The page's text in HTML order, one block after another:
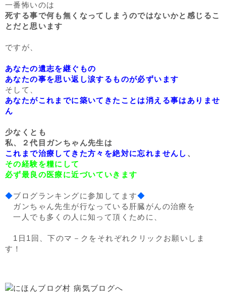
一番怖いのは
死する事で何も無くなってしまうのではないかと感じるこ
とだと思います
ですが、
あなたの遺志を継ぐもの
あなたの事を思い返し涙するものが必ずいます
そして、
あなたがこれまでに築いてきたことは消える事はありませ
ん
少なくとも
私、２代目ガンちゃん先生は
これまで治療してきた方々を絶対に忘れませんし 、
その経験を糧にして
必ず最良の医療に近づいていきます
◆ブログランキングに参加してます◆
ガンちゃん先生が行なっている肝臓がんの治療を
一人でも多くの人に知って頂くために、
1日1回、下のマ－クをそれぞれクリックお願いしま
す！